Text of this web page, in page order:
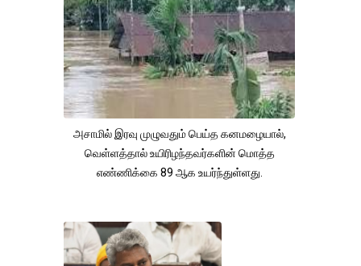
அசாமில் இரவு முழுவதும் பெய்த கனமழையால்,
வெள்ளத்தால் உயிரிழந்தவர்களின் மொத்த
எண்ணிக்கை 89 ஆக உயர்ந்துள்ளது.